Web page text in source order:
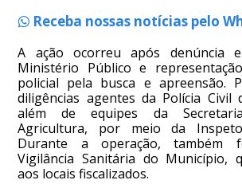
Receba nossas notícias pelo
A ação ocorreu após denúncia
Ministério Público e
policial pela busca e apreensão.
diligências agentes da Polícia Civil
além de equipes da
Agricultura, por meio da
Durante a operação, também
Vigilância Sanitária do Município,
aos locais fiscalizados.